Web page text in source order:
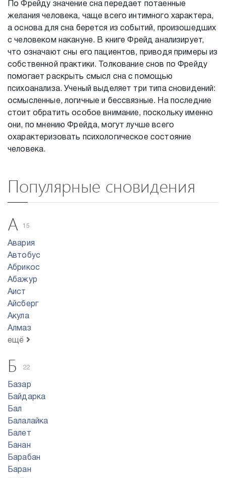
По Фрейду значение сна передает потаенные
желания человека, чаще всего интимного характера,
а основа для сна берется из событий, произошедших
с человеком накануне. В книге Фрейд анализирует,
что означают сны его пациентов, приводя примеры из
собственной практики. Толкование снов по Фрейду
помогает раскрыть смысл сна с помощью
психоанализа. Ученый выделяет три типа сновидений:
осмысленные, логичные и бессвязные. На последние
стоит обратить особое внимание, поскольку именно
они, по мнению Фрейда, могут лучше всего
охарактеризовать психологическое состояние
человека.
Популярные сновидения
А
15
Авария
Автобус
Абрикос
Абажур
Аист
Айсберг
Акула
Алмаз
ещё
Б 22
Базар
Байдарка
Бал
Балалайка
Балет
Банан
Барабан
Баран